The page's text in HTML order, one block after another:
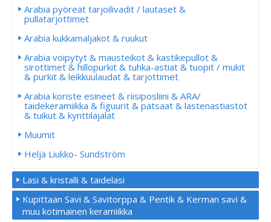
Arabia pyöreät tarjoilivadit / lautaset &
pullatarjottimet
Arabia kukkamaljakot & ruukut
Arabia voipytyt & mausteikot & kastikepullot &
sirottimet & hillopurkit & tuhka-astiat & tuopit / mukit
& purkit & leikkuulaudat & tarjottimet
Arabia koriste esineet & riisiposliini & ARA/
taidekeramiikka & figuurit & patsaat & lastenastiastot
& tuikut & kynttiläjalat
Muumit
Heljä Liukko- Sundström
Lasi & kristalli & taidelasi
Kupittaan Savi & Savitorppa & Pentik & Kerman savi &
muu kotimainen keramiikka